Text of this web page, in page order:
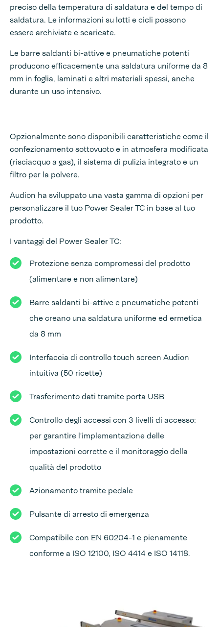
preciso della temperatura di saldatura e del tempo di
saldatura. Le informazioni su lotti e cicli possono
essere archiviate e scaricate.
Le barre saldanti bi-attive e pneumatiche potenti
producono efficacemente una saldatura uniforme da 8
mm in foglia, laminati e altri materiali spessi, anche
durante un uso intensivo.
Opzionalmente sono disponibili caratteristiche come il
confezionamento sottovuoto e in atmosfera modificata
(risciacquo a gas), il sistema di pulizia integrato e un
filtro per la polvere.
Audion ha sviluppato una vasta gamma di opzioni per
personalizzare il tuo Power Sealer TC in base al tuo
prodotto.
I vantaggi del Power Sealer TC:
Protezione senza compromessi del prodotto
(alimentare e non alimentare)
Barre saldanti bi-attive e pneumatiche potenti
che creano una saldatura uniforme ed ermetica
da 8 mm
Interfaccia di controllo touch screen Audion
intuitiva (50 ricette)
Trasferimento dati tramite porta USB
Controllo degli accessi con 3 livelli di accesso:
per garantire l'implementazione delle
impostazioni corrette e il monitoraggio della
qualità del prodotto
Azionamento tramite pedale
Pulsante di arresto di emergenza
Compatibile con EN 60204-1 e pienamente
conforme a ISO 12100, ISO 4414 e ISO 14118.